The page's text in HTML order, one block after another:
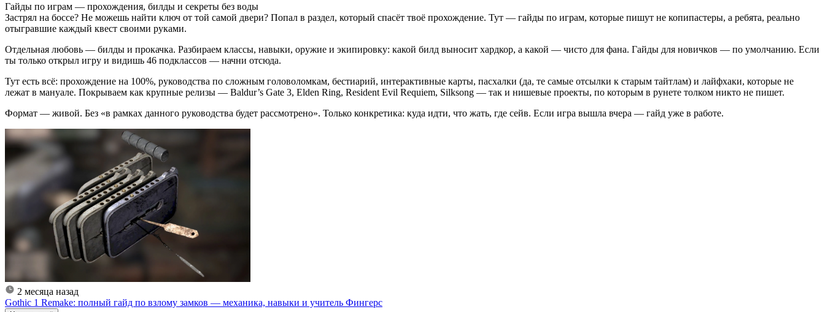
Гайды по играм — прохождения, билды и секреты без воды
Застрял на боссе? Не можешь найти ключ от той самой двери? Попал в раздел, который спасёт твоё прохождение. Тут — гайды по играм, которые пишут не копипастеры, а ребята, реально
отыгравшие каждый квест своими руками.
Отдельная любовь — билды и прокачка. Разбираем классы, навыки, оружие и экипировку: какой билд выносит хардкор, а какой — чисто для фана. Гайды для новичков — по умолчанию. Если
ты только открыл игру и видишь 46 подклассов — начни отсюда.
Тут есть всё: прохождение на 100%, руководства по сложным головоломкам, бестиарий, интерактивные карты, пасхалки (да, те самые отсылки к старым тайтлам) и лайфхаки, которые не
лежат в мануале. Покрываем как крупные релизы — Baldur’s Gate 3, Elden Ring, Resident Evil Requiem, Silksong — так и нишевые проекты, по которым в рунете толком никто не пишет.
Формат — живой. Без «в рамках данного руководства будет рассмотрено». Только конкретика: куда идти, что жать, где сейв. Если игра вышла вчера — гайд уже в работе.
2 месяца назад
Gothic 1 Remake: полный гайд по взлому замков — механика, навыки и учитель Фингерс